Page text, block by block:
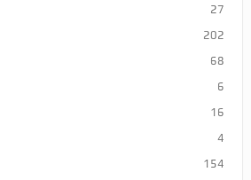
27
202
68
6
16
4
154